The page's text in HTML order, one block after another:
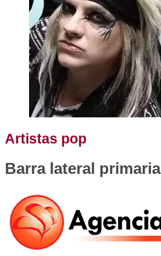
Artistas pop
Barra lateral primaria